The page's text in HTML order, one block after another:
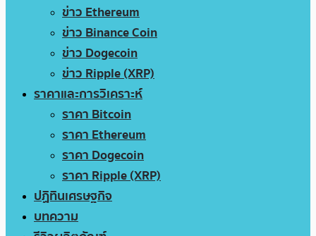
ข่าว Ethereum
ข่าว Binance Coin
ข่าว Dogecoin
ข่าว Ripple (XRP)
ราคาและการวิเคราะห์
ราคา Bitcoin
ราคา Ethereum
ราคา Dogecoin
ราคา Ripple (XRP)
ปฏิทินเศรษฐกิจ
บทความ